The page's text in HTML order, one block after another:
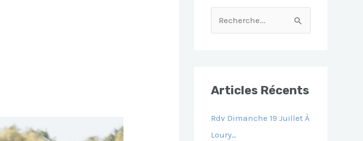
E
C
H
Articles Récents
Rdv Dimanche 19 Juillet À
Loury…